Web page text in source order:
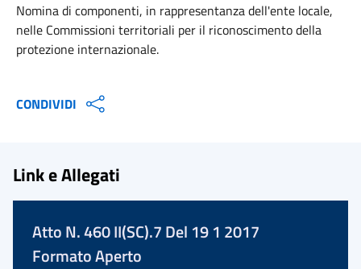
Nomina di componenti, in rappresentanza dell'ente locale,
nelle Commissioni territoriali per il riconoscimento della
protezione internazionale.
CONDIVIDI
Link e Allegati
Atto N. 460 II(SC).7 Del 19 1 2017
Formato Aperto